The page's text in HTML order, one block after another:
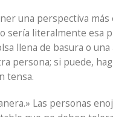
una perspectiva
literalmente esa
llena de basura o
persona; si puede,
tensa.
Las personas